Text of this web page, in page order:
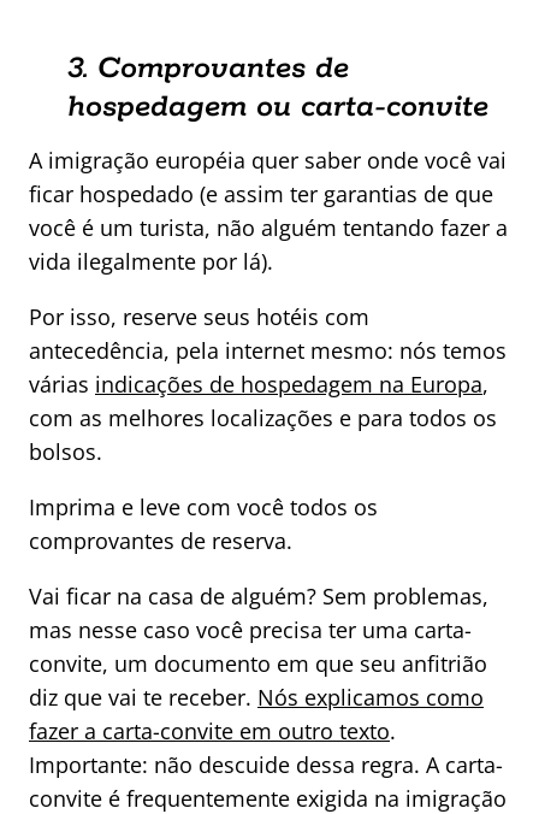
3. Comprovantes de
hospedagem ou carta-convite
A imigração européia quer saber onde você vai
ficar hospedado (e assim ter garantias de que
você é um turista, não alguém tentando fazer a
vida ilegalmente por lá).
Por isso, reserve seus hotéis com
antecedência, pela internet mesmo: nós temos
várias indicações de hospedagem na Europa,
com as melhores localizações e para todos os
bolsos.
Imprima e leve com você todos os
comprovantes de reserva.
Vai ficar na casa de alguém? Sem problemas,
mas nesse caso você precisa ter uma carta-
convite, um documento em que seu anfitrião
diz que vai te receber. Nós explicamos como
fazer a carta-convite em outro texto.
Importante: não descuide dessa regra. A carta-
convite é frequentemente exigida na imigração